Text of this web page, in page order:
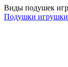
Виды подушек
Подушки